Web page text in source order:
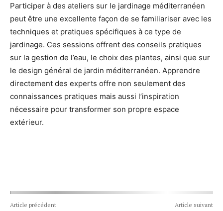
Participer à des ateliers sur le jardinage méditerranéen
peut être une excellente façon de se familiariser avec les
techniques et pratiques spécifiques à ce type de
jardinage. Ces sessions offrent des conseils pratiques
sur la gestion de l’eau, le choix des plantes, ainsi que sur
le design général de jardin méditerranéen. Apprendre
directement des experts offre non seulement des
connaissances pratiques mais aussi l’inspiration
nécessaire pour transformer son propre espace
extérieur.
Article précédent Article suivant